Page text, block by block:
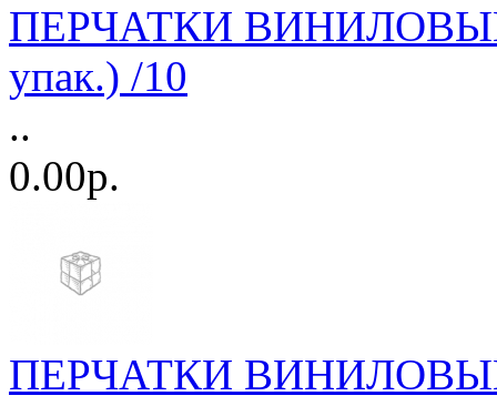
ПЕРЧАТКИ
упак.) /10
..
0.00р.
ПЕРЧАТКИ